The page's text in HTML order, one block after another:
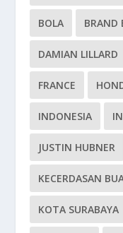
BOLA BRAND
DAMIAN LILLARD
FRANCE
INDONESIA
JUSTIN HUBNER
KECERDASAN
KOTA SURABAYA